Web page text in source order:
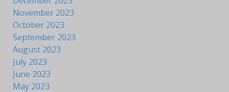
November 2023
October 2023
September 2023
August 2023
July 2023
June 2023
May 2023